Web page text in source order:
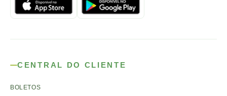
CENTRAL DO CLIENTE
BOLETOS